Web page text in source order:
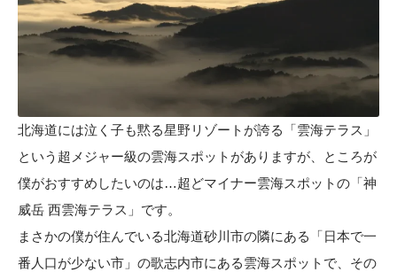
北海道には泣く子も黙る星野リゾートが誇る「雲海テラス」
という超メジャー級の雲海スポットがありますが、ところが
僕がおすすめしたいのは…超どマイナー雲海スポットの「神
威岳 西雲海テラス」です。
まさかの僕が住んでいる北海道砂川市の隣にある「日本で一
番人口が少ない市」の歌志内市にある雲海スポットで、その